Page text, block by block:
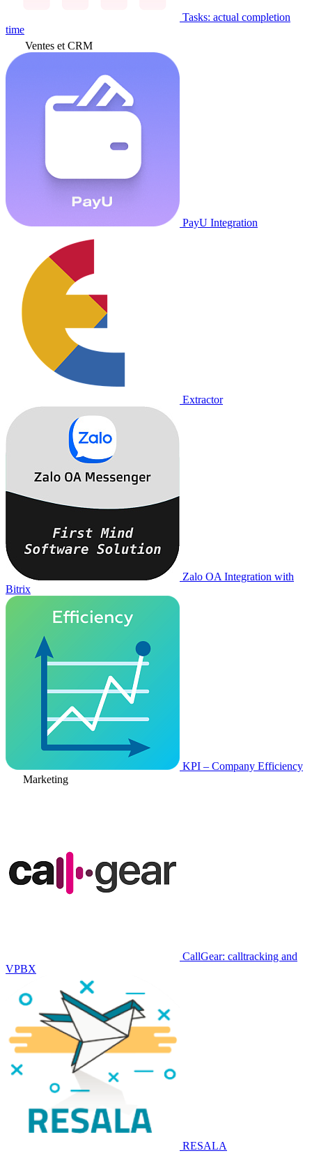
Tasks: actual completion
time
Ventes et CRM
PayU Integration
Extractor
Zalo OA Integration with
Bitrix
KPI – Company Efficiency
Marketing
CallGear: calltracking and
VPBX
RESALA